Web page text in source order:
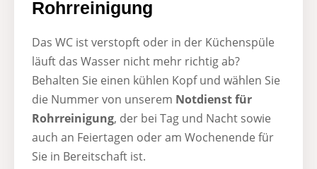
Rohrreinigung​
Das WC ist verstopft oder in der Küchenspüle
läuft das Wasser nicht mehr richtig ab?
Behalten Sie einen kühlen Kopf und wählen Sie
die Nummer von unserem Notdienst für
Rohrreinigung, der bei Tag und Nacht sowie
auch an Feiertagen oder am Wochenende für
Sie in Bereitschaft ist.